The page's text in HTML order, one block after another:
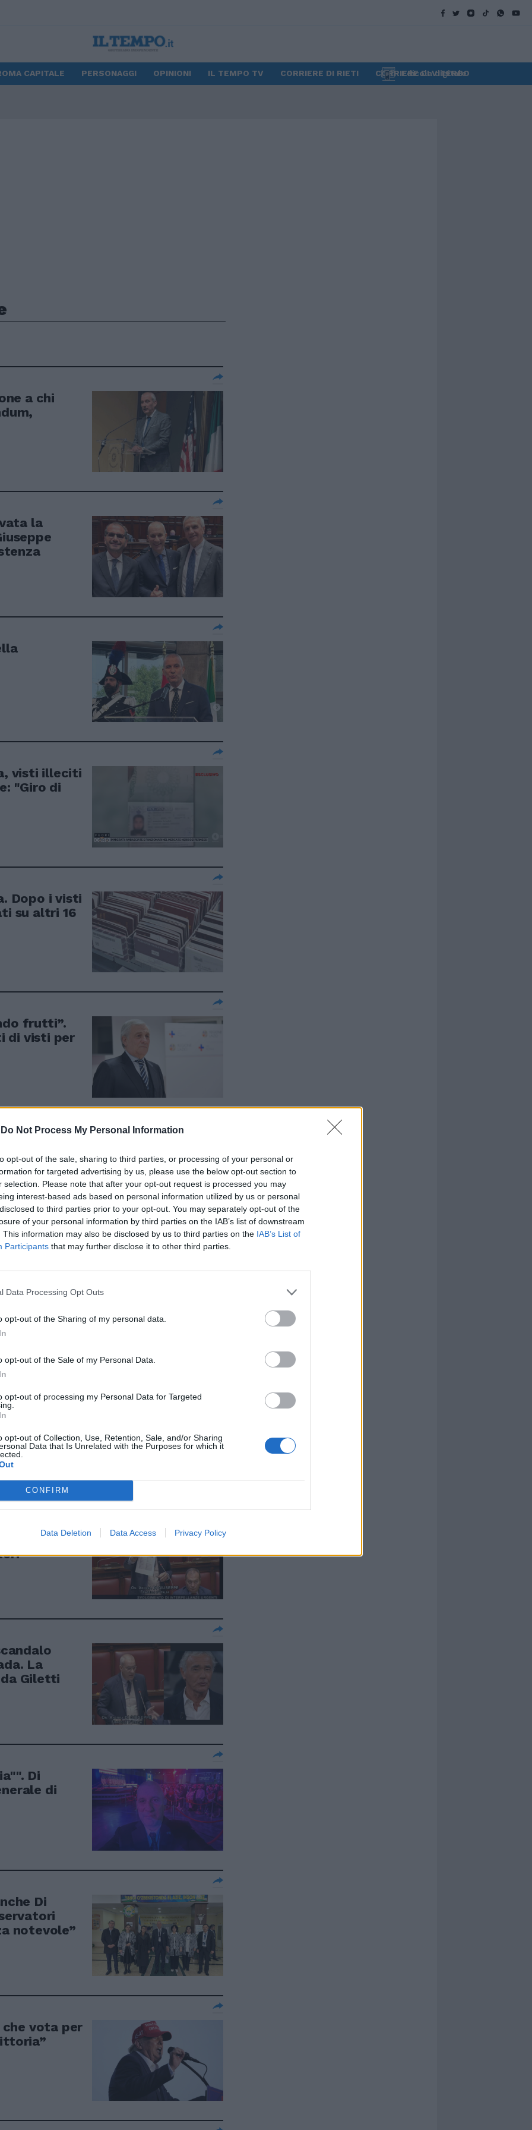
Do Not Process My Personal Information
opt-out of the sale, sharing to third parties, or processing of your personal or
for targeted advertising by us, please use the below opt-out section to
selection. Please note that after your opt-out request is processed you may
interest-based ads based on personal information utilized by us or personal
to third parties prior to your opt-out. You may separately opt-out of the
of your personal information by third parties on the IAB’s list of downstream
This information may also be disclosed by us to third parties on the IAB’s List of
Participants that may further disclose it to other third parties.
Data Processing Opt Outs
opt-out of the Sharing of my personal data.
opt-out of the Sale of my Personal Data.
opt-out of processing my Personal Data for Targeted
opt-out of Collection, Use, Retention, Sale, and/or Sharing
Data that Is Unrelated with the Purposes for which it
CONFIRM
Data Deletion Data Access Privacy Policy
CAPITALE PERSONAGGI OPINIONI IL TEMPO TV CORRIERE DI RIETI CORRIERE DI VITERBO
Edicola digitale
a chi
la
visti illeciti
"Giro di
Dopo i visti
su altri 16
frutti”.
di visti per
Forti:
mia
sventato:
di Di
Landini:
di ciò che
La
da Giletti
Di
di
Di
notevole”
vota per